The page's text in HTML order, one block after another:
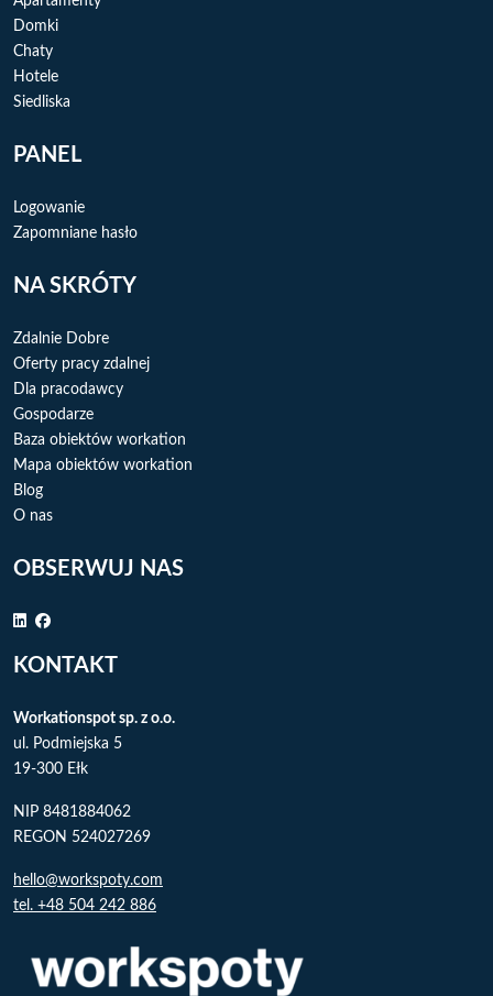
Domki
Chaty
Hotele
Siedliska
PANEL
Logowanie
Zapomniane hasło
NA SKRÓTY
Zdalnie Dobre
Oferty pracy zdalnej
Dla pracodawcy
Gospodarze
Baza obiektów workation
Mapa obiektów workation
Blog
O nas
OBSERWUJ NAS
KONTAKT
Workationspot sp. z o.o.
ul. Podmiejska 5
19-300 Ełk
NIP 8481884062
REGON 524027269
hello@workspoty.com
tel. +48 504 242 886